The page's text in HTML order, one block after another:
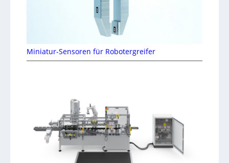
Miniatur-Sensoren für Robotergreifer